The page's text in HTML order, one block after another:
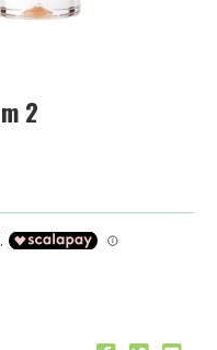
2
extra fino al